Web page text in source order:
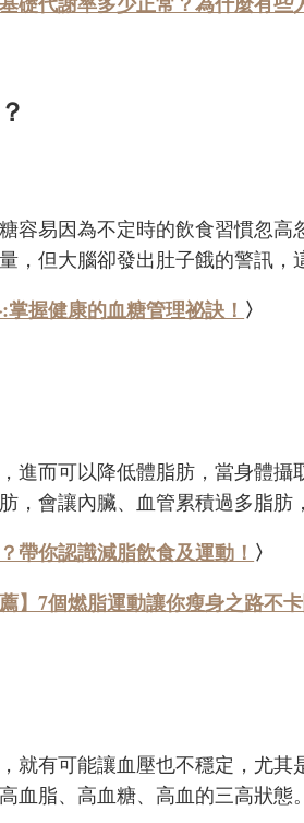
容易因為不定時的飲食習慣忽
，但大腦卻發出肚子餓的警訊，
握健康的血糖管理祕訣！ 〉
進而可以降低體脂肪，當身體
，會讓內臟、血管累積過多脂肪
帶你認識減脂飲食及運動！ 〉
】7個燃脂運動讓你瘦身之路不卡
就有可能讓血壓也不穩定，尤
血脂、高血糖、高血的三高狀態。